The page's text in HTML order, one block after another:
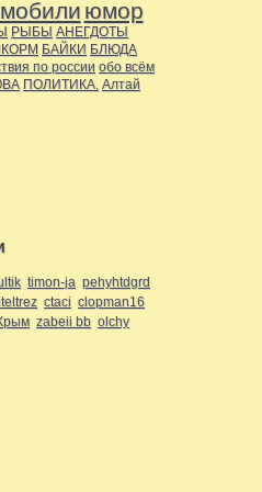
юмор
РЫБЫ АНЕГДОТЫ
БАЙКИ БЛЮДА
по россии обо всём
ПОЛИТИКА. Алтай
timon-ja pehyhtdgrd
ctaci clopman16
zabeii bb olchy